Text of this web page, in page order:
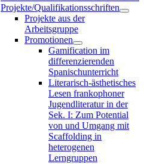
Projekte/Qualifikationsschriften
Projekte aus der
Arbeitsgruppe
Promotionen
Gamification im
differenzierenden
Spanischunterricht
Literarisch-ästhetisches
Lesen frankophoner
Jugendliteratur in der
Sek. I: Zum Potential
von und Umgang mit
Scaffolding in
heterogenen
Lerngruppen